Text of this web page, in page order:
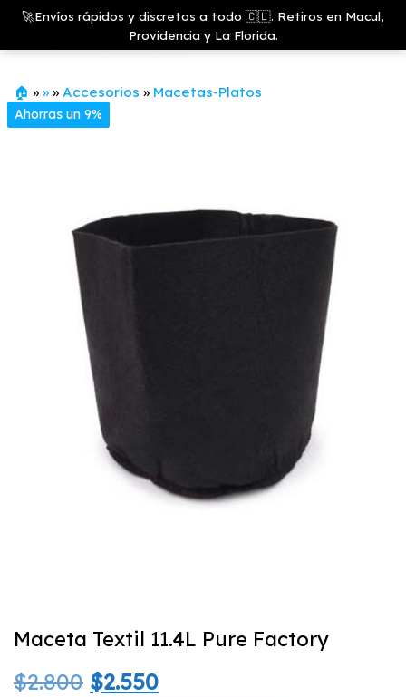
Saltar
contenido
🚀Envíos rápidos y discretos a todo 🇨🇱. Retiros en Macul,
Providencia y La Florida.
Growshop
& LED
Store
🏠 » » » Accesorios » Macetas-Platos
Ahorras un 9%
Maceta Textil 11.4L Pure Factory
$2.800 El
$2.550El